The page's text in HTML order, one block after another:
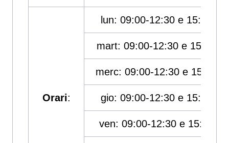
Orari:
lun: 09:00-12:30 e 15:00-
mart: 09:00-12:30 e 15:00-
merc: 09:00-12:30 e 15:00-
gio: 09:00-12:30 e 15:00-
ven: 09:00-12:30 e 15:00-